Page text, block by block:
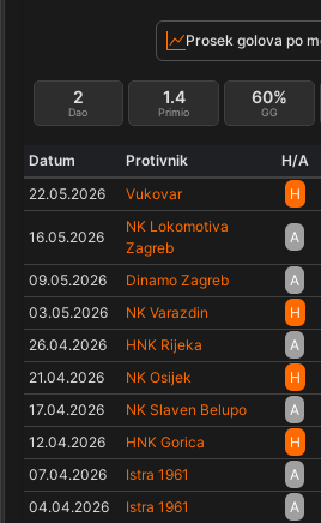
Prosek golova po
Dao
2
Primio
1.4
GG
60%
Datum Protivnik H/A
22.05.2026
Vukovar H
16.05.2026
NK Lokomotiva
Zagreb
A
09.05.2026 Dinamo Zagreb A
03.05.2026 NK Varazdin H
26.04.2026 HNK Rijeka A
21.04.2026 NK Osijek H
17.04.2026 NK Slaven Belupo A
12.04.2026 HNK Gorica H
07.04.2026 Istra 1961 A
04.04.2026 Istra 1961 A